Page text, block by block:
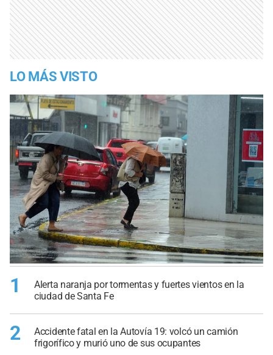
LO MÁS VISTO
1
Alerta naranja por tormentas y fuertes vientos en la
ciudad de Santa Fe
2
Accidente fatal en la Autovía 19: volcó un camión
frigorífico y murió uno de sus ocupantes